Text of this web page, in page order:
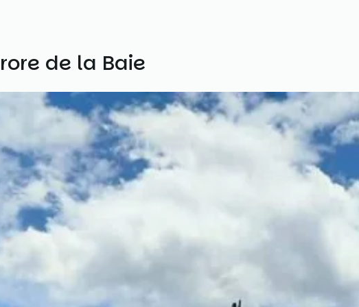
de la Baie